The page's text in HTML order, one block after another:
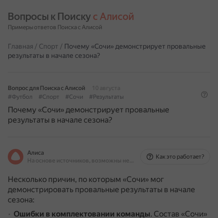
Вопросы к Поиску с Алисой
Примеры ответов Поиска с Алисой
Главная / Спорт / Почему «Сочи» демонстрирует провальные
результаты в начале сезона?
Вопрос для Поиска с Алисой
10 августа
#Футбол
#Спорт #Сочи #Результаты
Почему «Сочи» демонстрирует провальные
результаты в начале сезона?
Алиса
На основе источников, возможны неточности
Как это работает?
Несколько причин, по которым «Сочи» мог
демонстрировать провальные результаты в начале
сезона:
Ошибки в комплектовании команды. Состав «Сочи»